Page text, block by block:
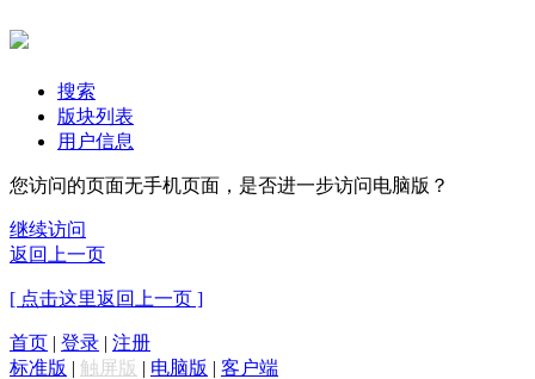
搜索
版块列表
用户信息
您访问的页面无手机页面，是否进一步访问电脑版？
继续访问
返回上一页
[ 点击这里返回上一页 ]
首页 | 登录 | 注册
标准版 | 触屏版 | 电脑版 | 客户端